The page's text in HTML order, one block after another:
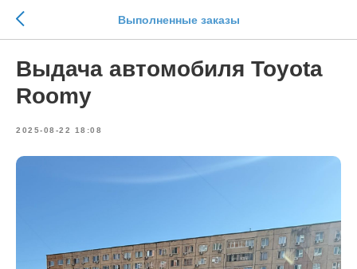
Выполненные заказы
Выдача автомобиля Toyota
Roomy
2025-08-22 18:08